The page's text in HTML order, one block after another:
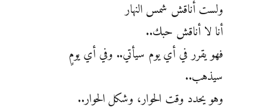
ولست أناقش شمس النهار
أنا لا أناقش حبك..
فهو يقرر في أي يوم سيأتي.. وفي أي يومٍ
سيذهب..
وهو يحدد وقت الحوار، وشكل الحوار..